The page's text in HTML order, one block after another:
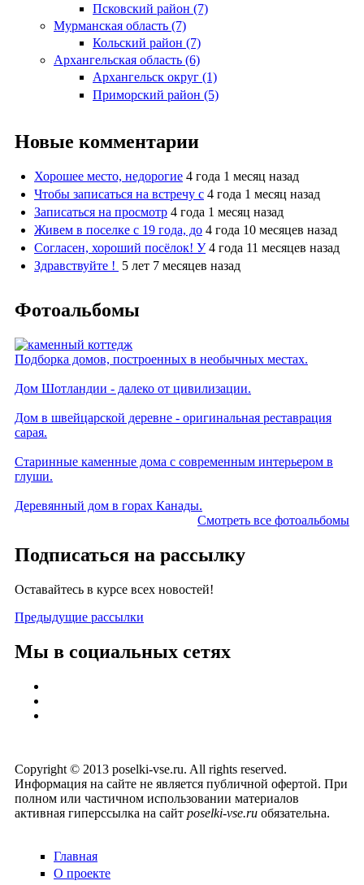
Псковский район (7)
Мурманская область (7)
Кольский район (7)
Архангельская область (6)
Архангельск округ (1)
Приморский район (5)
Новые комментарии
Хорошее место, недорогие 4 года 1 месяц назад
Чтобы записаться на встречу с 4 года 1 месяц назад
Записаться на просмотр 4 года 1 месяц назад
Живем в поселке с 19 года, до 4 года 10 месяцев назад
Согласен, хороший посёлок! У 4 года 11 месяцев назад
Здравствуйте ! 5 лет 7 месяцев назад
Фотоальбомы
Подборка домов, построенных в необычных местах.
Дом Шотландии - далеко от цивилизации.
Дом в швейцарской деревне - оригинальная реставрация
сарая.
Старинные каменные дома с современным интерьером в
глуши.
Деревянный дом в горах Канады.
Смотреть все фотоальбомы
Подписаться на рассылку
Оставайтесь в курсе всех новостей!
Предыдущие рассылки
Мы в социальных сетях
Copyright © 2013 poselki-vse.ru. All rights reserved.
Информация на сайте не является публичной офертой. При
полном или частичном использовании материалов
активная гиперссылка на сайт poselki-vse.ru​ обязательна.
Главная
О проекте